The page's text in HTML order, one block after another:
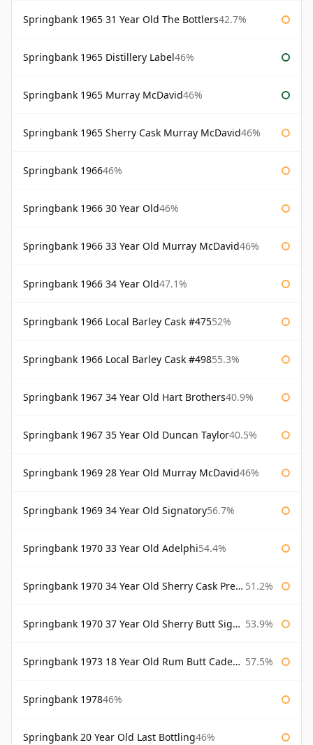
Springbank 1965 31 Year Old The Bottlers42.7%
Springbank 1965 Distillery Label46%
Springbank 1965 Murray McDavid46%
Springbank 1965 Sherry Cask Murray McDavid46%
Springbank 196646%
Springbank 1966 30 Year Old46%
Springbank 1966 33 Year Old Murray McDavid46%
Springbank 1966 34 Year Old47.1%
Springbank 1966 Local Barley Cask #47552%
Springbank 1966 Local Barley Cask #49855.3%
Springbank 1967 34 Year Old Hart Brothers40.9%
Springbank 1967 35 Year Old Duncan Taylor40.5%
Springbank 1969 28 Year Old Murray McDavid46%
Springbank 1969 34 Year Old Signatory56.7%
Springbank 1970 33 Year Old Adelphi54.4%
Springbank 1970 34 Year Old Sherry Cask Prestonfield 51.2%
Springbank 1970 37 Year Old Sherry Butt Signatory Cask Strength Collection 53.9%
Springbank 1973 18 Year Old Rum Butt Cadenhead's 57.5%
Springbank 197846%
Springbank 20 Year Old Last Bottling46%